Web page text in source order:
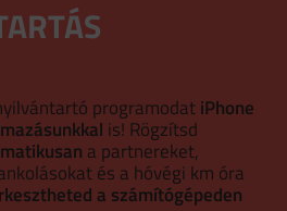
programodatiPhone
is! Rögzítsd
a partnereket,
és a hóvégi km óra
a számítógépeden